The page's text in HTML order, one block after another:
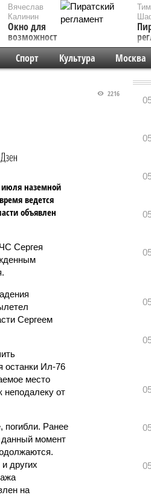
Вячеслав
Калинин
Окно для
возможностей
Спорт Культура Москва
2216
наземной
ведется
объявлен
Сергея
Сергеем
останки Ил-76
место
неподалеку от
Ранее
данный момент
других
на